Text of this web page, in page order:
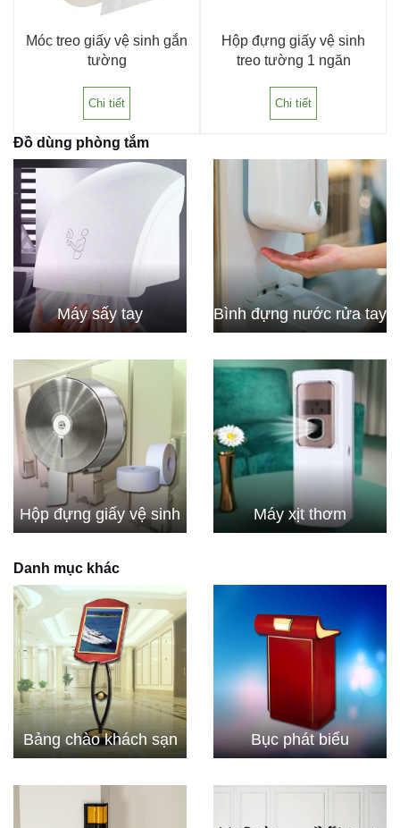
Móc treo giấy vệ sinh gắn
tường
Chi tiết
Hộp đựng giấy vệ sinh
treo tường 1 ngăn
Chi tiết
Đồ dùng phòng tắm
Máy sấy tay Bình đựng nước rửa tay
Hộp đựng giấy vệ sinh Máy xịt thơm
Danh mục khác
Bảng chào khách sạn Bục phát biểu